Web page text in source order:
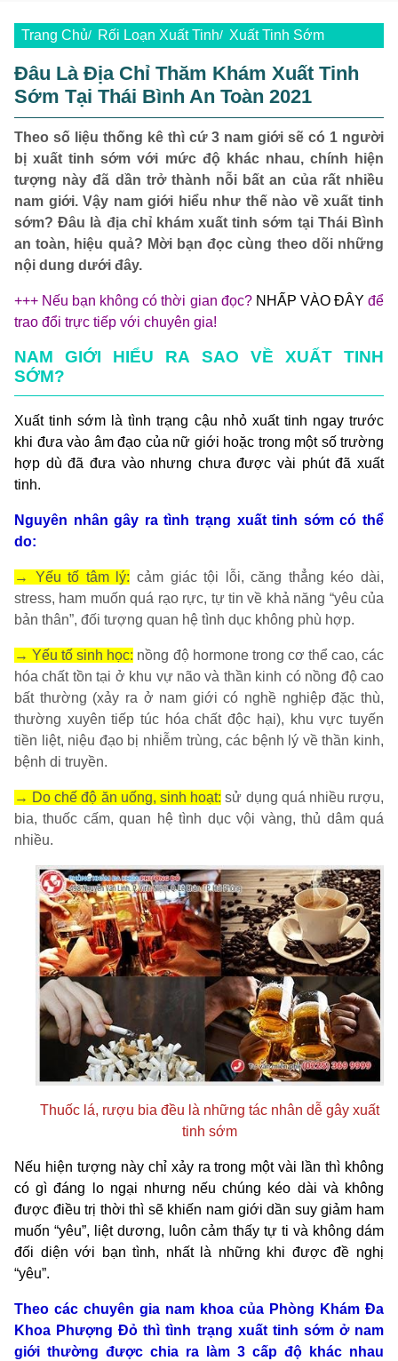
Trang Chủ Rối Loạn Xuất Tinh Xuất Tinh Sớm
Đâu Là Địa Chỉ Thăm Khám Xuất Tinh
Sớm Tại Thái Bình An Toàn 2021
Theo số liệu thống kê thì cứ 3 nam giới sẽ có 1 người
bị xuất tinh sớm với mức độ khác nhau, chính hiện
tượng này đã dần trở thành nỗi bất an của rất nhiều
nam giới. Vậy nam giới hiểu như thế nào về xuất tinh
sớm? Đâu là địa chỉ khám xuất tinh sớm tại Thái Bình
an toàn, hiệu quả? Mời bạn đọc cùng theo dõi những
nội dung dưới đây.
+++ Nếu bạn không có thời gian đọc? NHẤP VÀO ĐÂY để
trao đổi trực tiếp với chuyên gia!
NAM GIỚI HIỂU RA SAO VỀ XUẤT TINH
SỚM?
Xuất tinh sớm là tình trạng cậu nhỏ xuất tinh ngay trước
khi đưa vào âm đạo của nữ giới hoặc trong một số trường
hợp dù đã đưa vào nhưng chưa được vài phút đã xuất
tinh.
Nguyên nhân gây ra tình trạng xuất tinh sớm có thể
do:
→ Yếu tố tâm lý: cảm giác tội lỗi, căng thẳng kéo dài,
stress, ham muốn quá rạo rực, tự tin về khả năng “yêu của
bản thân”, đối tượng quan hệ tình dục không phù hợp.
→ Yếu tố sinh học: nồng độ hormone trong cơ thể cao, các
hóa chất tồn tại ở khu vự não và thần kinh có nồng độ cao
bất thường (xảy ra ở nam giới có nghề nghiệp đặc thù,
thường xuyên tiếp túc hóa chất độc hại), khu vực tuyến
tiền liệt, niệu đạo bị nhiễm trùng, các bệnh lý về thần kinh,
bệnh di truyền.
→ Do chế độ ăn uống, sinh hoạt: sử dụng quá nhiều rượu,
bia, thuốc cấm, quan hệ tình dục vội vàng, thủ dâm quá
nhiều.
Thuốc lá, rượu bia đều là những tác nhân dễ gây xuất
tinh sớm
Nếu hiện tượng này chỉ xảy ra trong một vài lần thì không
có gì đáng lo ngại nhưng nếu chúng kéo dài và không
được điều trị thời thì sẽ khiến nam giới dần suy giảm ham
muốn “yêu”, liệt dương, luôn cảm thấy tự ti và không dám
đối diện với bạn tình, nhất là những khi được đề nghị
“yêu”.
Theo các chuyên gia nam khoa của Phòng Khám Đa
Khoa Phượng Đỏ thì tình trạng xuất tinh sớm ở nam
giới thường được chia ra làm 3 cấp độ khác nhau